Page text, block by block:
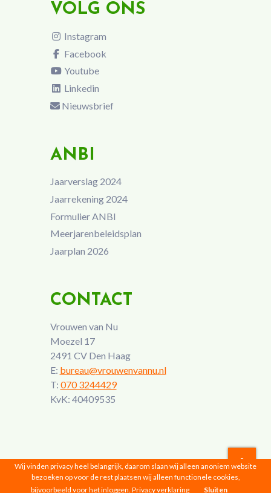
VOLG ONS
Instagram
Facebook
Youtube
Linkedin
Nieuwsbrief
ANBI
Jaarverslag 2024
Jaarrekening 2024
Formulier ANBI
Meerjarenbeleidsplan
Jaarplan 2026
CONTACT
Vrouwen van Nu
Moezel 17
2491 CV Den Haag
E: bureau@vrouwenvannu.nl
T: 070 3244429
KvK: 40409535
Vrouwen van Nu © 2026 |Privacyverklaring
Wij vinden privacy heel belangrijk, daarom slaan wij alleen anoniem website
bezoeken op voor de rest plaatsen wij alleen functionele cookies,
bijvoorbeeld voor het inloggen. Privacy verklaring Sluiten